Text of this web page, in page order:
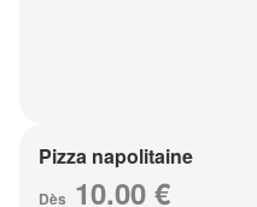
Pizza napolitaine
Dès 10.00 €